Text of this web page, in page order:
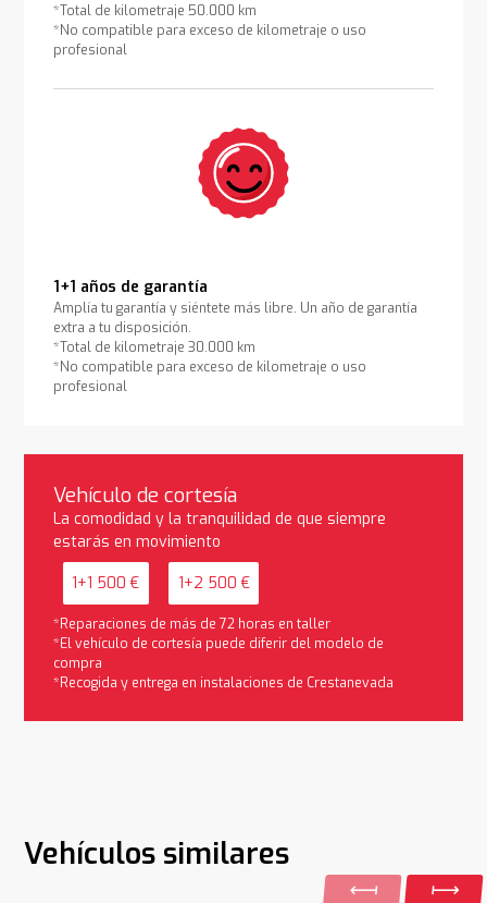
*Total de kilometraje 50.000 km
*No compatible para exceso de kilometraje o uso
profesional
1+1 años de garantía
Amplía tu garantía y siéntete más libre. Un año de garantía
extra a tu disposición.
*Total de kilometraje 30.000 km
*No compatible para exceso de kilometraje o uso
profesional
Vehículo de cortesía
La comodidad y la tranquilidad de que siempre
estarás en movimiento
1+1 500 € 1+2 500 €
*Reparaciones de más de 72 horas en taller
*El vehículo de cortesía puede diferir del modelo de
compra
*Recogida y entrega en instalaciones de Crestanevada
Vehículos similares